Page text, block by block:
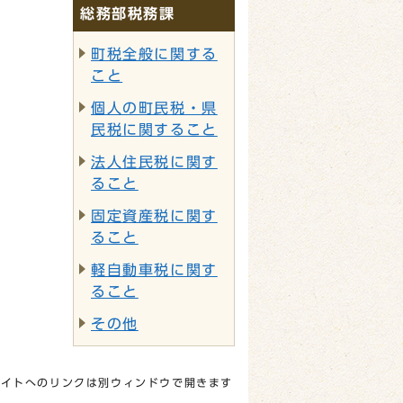
総務部税務課
町税全般に関する
こと
個人の町民税・県
民税に関すること
法人住民税に関す
ること
固定資産税に関す
ること
軽自動車税に関す
ること
その他
トへのリンクは別ウィンドウで開きます